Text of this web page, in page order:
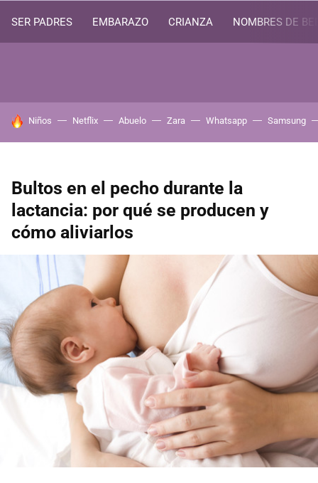
SER PADRES EMBARAZO CRIANZA NOMBRES DE
HOY SE HABLA DE
Niños Netflix Abuelo Zara Whatsapp Samsung
Bultos en el pecho durante la
lactancia: por qué se producen y
cómo aliviarlos